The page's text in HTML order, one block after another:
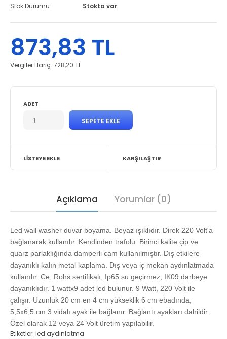
Stok Durumu:
Stokta var
873,83 TL
Vergiler Hariç: 728,20 TL
ADET
LISTEYE EKLE KARŞILAŞTIR
Açıklama Yorumlar (0)
Led wall washer duvar boyama. Beyaz ışıklıdır. Direk 220 Volt'a
bağlanarak kullanılır. Kendinden trafolu. Birinci kalite çip ve
quarz parlaklığında damperli cam kullanılmıştır. Dış etkilere
dayanıklı kalın metal kaplama. Dış veya iç mekan aydınlatmada
kullanılır. Ce, Rohs sertifikalı, Ip65 su geçirmez, IK09 darbeye
dayanıklıdır. 1 wattx9 adet led bulunur. 9 Watt, 220 Volt ile
çalışır. Uzunluk 20 cm en 4 cm yükseklik 6 cm ebadında,
5,5x6,5 cm 3 vidalı ayak ile bağlanır. Bağlantı ayakları dahildir.
Özel olarak 12 veya 24 Volt üretim yapılabilir.
Etiketler: led aydınlatma